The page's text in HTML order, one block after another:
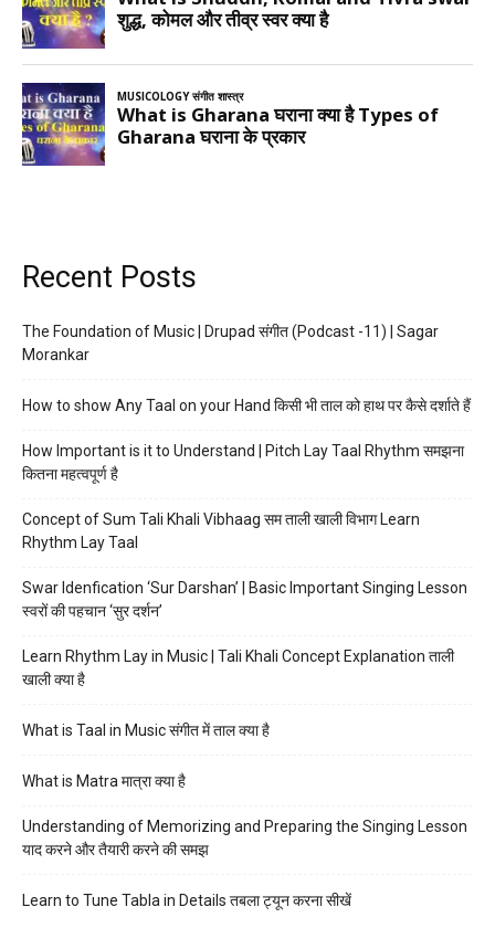
Recent Posts
The Foundation of Music | Drupad संगीत (Podcast -11) | Sagar
Morankar
How to show Any Taal on your Hand किसी भी ताल को हाथ पर कैसे दर्शाते हैं
How Important is it to Understand | Pitch Lay Taal Rhythm समझना
कितना महत्वपूर्ण है
Concept of Sum Tali Khali Vibhaag सम ताली खाली विभाग Learn
Rhythm Lay Taal
Swar Idenfication ‘Sur Darshan’ | Basic Important Singing Lesson
स्वरों की पहचान ‘सुर दर्शन’
Learn Rhythm Lay in Music | Tali Khali Concept Explanation ताली
खाली क्या है
What is Taal in Music संगीत में ताल क्या है
What is Matra मात्रा क्या है
Understanding of Memorizing and Preparing the Singing Lesson
याद करने और तैयारी करने की समझ
Learn to Tune Tabla in Details तबला ट्यून करना सीखें